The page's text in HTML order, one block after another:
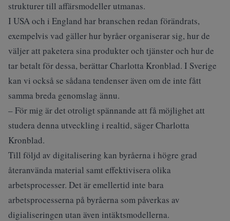
strukturer till affärsmodeller utmanas.
I USA och i England har branschen redan förändrats,
exempelvis vad gäller hur byråer organiserar sig, hur de
väljer att paketera sina produkter och tjänster och hur de
tar betalt för dessa, berättar Charlotta Kronblad. I Sverige
kan vi också se sådana tendenser även om de inte fått
samma breda genomslag ännu.
– För mig är det otroligt spännande att få möjlighet att
studera denna utveckling i realtid, säger Charlotta
Kronblad.
Till följd av digitalisering kan byråerna i högre grad
återanvända material samt effektivisera olika
arbetsprocesser. Det är emellertid inte bara
arbetsprocesserna på byråerna som påverkas av
digialiseringen utan även intäktsmodellerna.